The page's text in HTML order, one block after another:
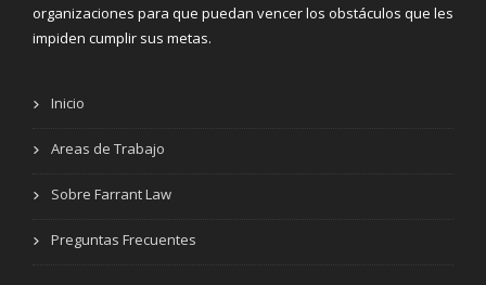
organizaciones para que puedan vencer los obstáculos que les
impiden cumplir sus metas.
Inicio
Areas de Trabajo
Sobre Farrant Law
Preguntas Frecuentes